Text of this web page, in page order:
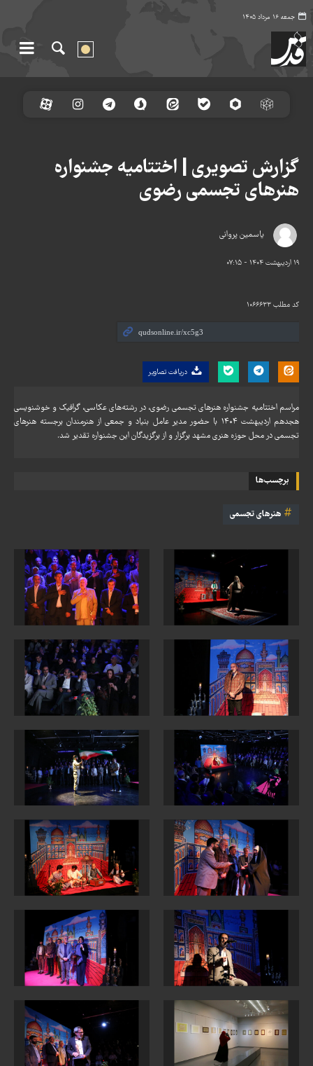
جمعه ۱۶ مرداد ۱۴۰۵
یاسمین پروانی
۱۹ اردیبهشت ۱۴۰۴ - ۰۷:۱۵
کد مطلب ۱۰۶۶۶۳۳
دریافت تصاویر
گزارش تصویری | اختتامیه جشنواره
هنرهای تجسمی رضوی
مراسم اختتامیه جشنواره هنرهای تجسمی رضوی، در رشته‌های عکاسی، گرافیک و خوشنویسی
هجدهم اردیبهشت ۱۴۰۴ با حضور مدیر عامل بنیاد و جمعی از هنرمندان برجسته هنرهای
تجسمی در محل حوزه هنری مشهد برگزار و از برگزیدگان این جشنواره تقدیر شد.
برچسب‌ها
هنرهای تجسمی